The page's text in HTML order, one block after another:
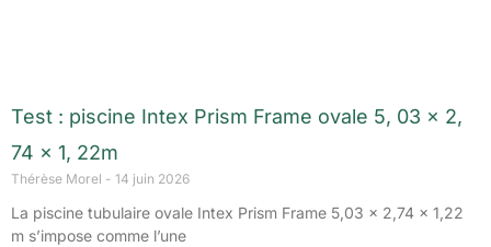
Test : piscine Intex Prism Frame ovale 5, 03 x 2,
74 x 1, 22m
Thérèse Morel 14 juin 2026
La piscine tubulaire ovale Intex Prism Frame 5,03 x 2,74 x 1,22
m s’impose comme l’une